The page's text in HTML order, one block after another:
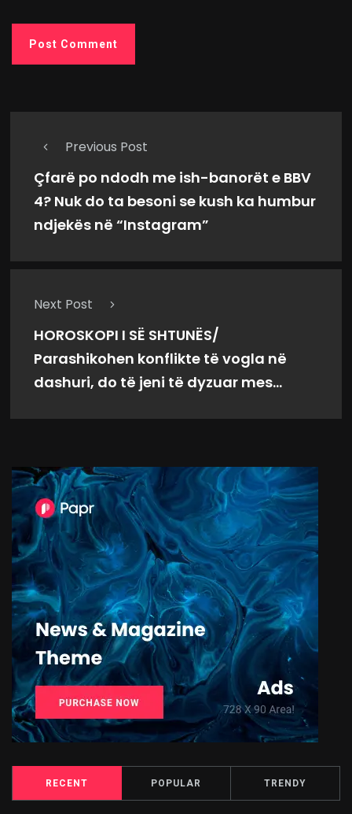
Previous Post
Çfarë po ndodh me ish-banorët e BBV
4? Nuk do ta besoni se kush ka humbur
ndjekës në “Instagram”
Next Post
HOROSKOPI I SË SHTUNËS/
Parashikohen konflikte të vogla në
dashuri, do të jeni të dyzuar mes...
RECENT POPULAR TRENDY